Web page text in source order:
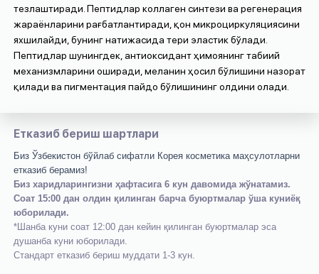
тезлаштиради. Пептидлар коллаген синтези ва регенерация
жараёнларини рағбатлантиради, қон микроциркуляциясини
яхшилайди, бунинг натижасида тери эластик бўлади.
Пептидлар шунингдек, антиоксидант ҳимоянинг табиий
механизмларини оширади, меланин ҳосил бўлишини назорат
қилади ва пигментация пайдо бўлишининг олдини олади.
Етказиб бериш шартлари
Биз Ўзбекистон бўйлаб сифатли Корея косметика маҳсулотларни
етказиб берамиз!
Биз харидларингизни ҳафтасига 6 кун давомида жўнатамиз.
Соат 15:00 дан олдин қилинган барча буюртмалар ўша куниёқ
юборилади.
*Шанба куни соат 12:00 дан кейин қилинган буюртмалар эса
душанба куни юборилади.
Стандарт етказиб бериш муддати 1-3 кун.